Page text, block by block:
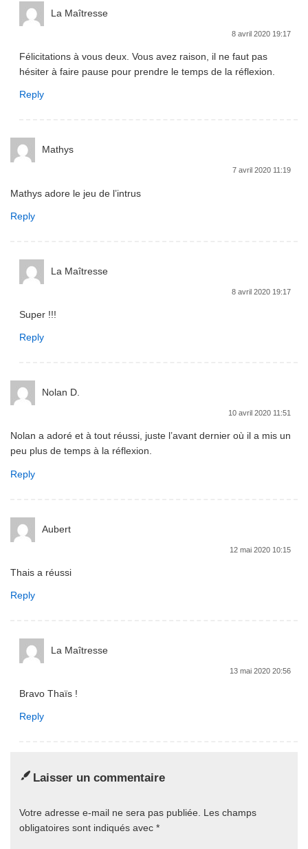
La Maîtresse
8 avril 2020 19:17
Félicitations à vous deux. Vous avez raison, il ne faut pas
hésiter à faire pause pour prendre le temps de la réflexion.
Reply
Mathys
7 avril 2020 11:19
Mathys adore le jeu de l’intrus
Reply
La Maîtresse
8 avril 2020 19:17
Super !!!
Reply
Nolan D.
10 avril 2020 11:51
Nolan a adoré et à tout réussi, juste l’avant dernier où il a mis un
peu plus de temps à la réflexion.
Reply
Aubert
12 mai 2020 10:15
Thais a réussi
Reply
La Maîtresse
13 mai 2020 20:56
Bravo Thaïs !
Reply
Laisser un commentaire
Votre adresse e-mail ne sera pas publiée.
Les champs
obligatoires sont indiqués avec *